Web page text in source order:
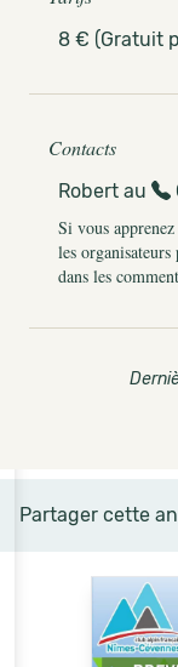
8 € (Gratuit
Contacts
Robert au
Si vous
les
dans les
Partager cette